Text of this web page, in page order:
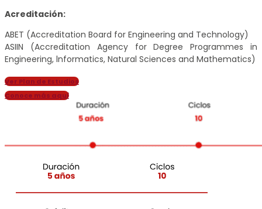
Acreditación:
ABET (Accreditation Board for Engineering and Technology)
ASIIN (Accreditation Agency for Degree Programmes in
Engineering, lnformatics, Natural Sciences and Mathematics)
Ver Plan de Estudios
Conoce más aquí